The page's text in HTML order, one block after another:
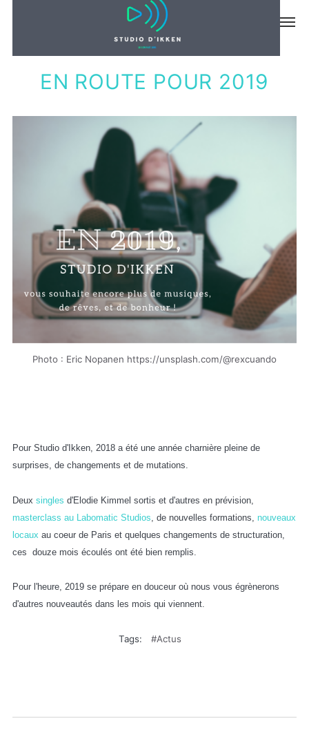
ACTUS
EN ROUTE POUR 2019
Photo : Eric Nopanen https://unsplash.com/@rexcuando
Pour Studio d'Ikken, 2018 a été une année charnière pleine de
surprises, de changements et de mutations.
Deux singles d'Elodie Kimmel sortis et d'autres en prévision,
masterclass au Labomatic Studios , de nouvelles formations, nouveaux
locaux au coeur de Paris et quelques changements de structuration,
ces douze mois écoulés ont été bien remplis.
Pour l'heure, 2019 se prépare en douceur où nous vous égrènerons
d'autres nouveautés dans les mois qui viennent.
Tags: Actus